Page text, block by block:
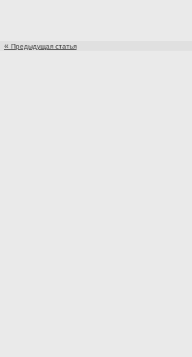
« Предыдущая статья